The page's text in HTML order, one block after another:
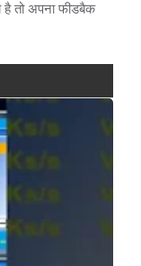
तो अपना फीडबैक